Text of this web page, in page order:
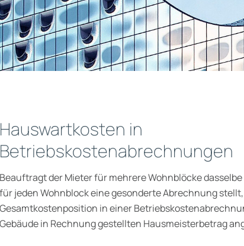
Hauswartkosten in
Betriebskostenabrechnungen
Beauftragt der Mieter für mehrere Wohnblöcke
für jeden Wohnblock eine gesonderte Abrechnung
Gesamtkostenposition in einer
Gebäude in Rechnung gestellten Hausmeisterbetrag